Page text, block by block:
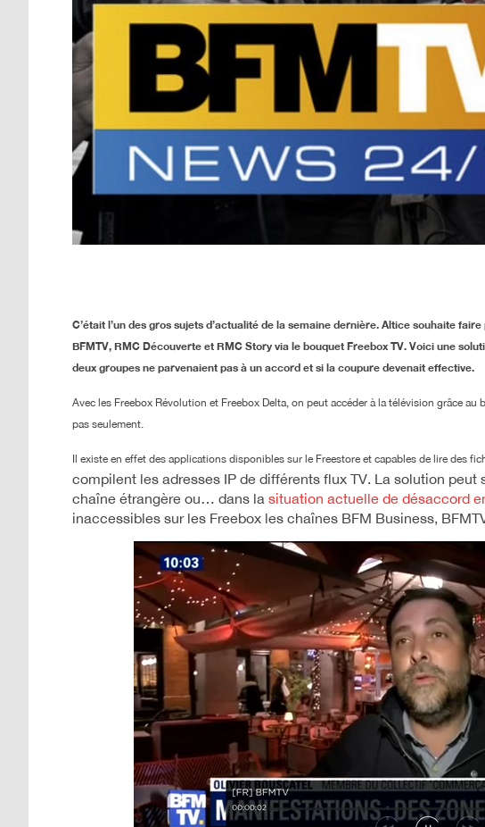
C’était l’un des gros sujets d’actualité de la semaine dernière. Altice souhaite
BFMTV, RMC Découverte et RMC Story via le bouquet Freebox TV. Voici une
deux groupes ne parvenaient pas à un accord et si la coupure devenait effective.
Avec les Freebox Révolution et Freebox Delta, on peut accéder à la télévision grâce
pas seulement.
Il existe en effet des applications disponibles sur le Freestore et capables de lire des
compilent les adresses IP de différents flux TV. La solution peut
chaîne étrangère ou… dans la situation actuelle de désaccord
inaccessibles sur les Freebox les chaînes BFM Business,